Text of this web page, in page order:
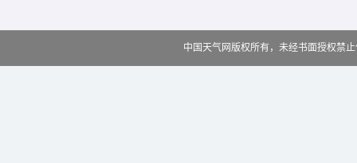
中国天气网版权所有，未经书面授权